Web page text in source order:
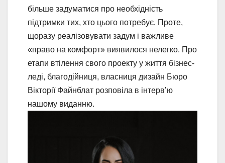
більше задуматися про необхідність
підтримки тих, хто цього потребує. Проте,
щоразу реалізовувати задум і важливе
«право на комфорт» виявилося нелегко. Про
етапи втілення свого проекту у життя бізнес-
леді, благодійниця, власниця дизайн Бюро
Вікторії Файнблат розповіла в інтерв’ю
нашому виданню.